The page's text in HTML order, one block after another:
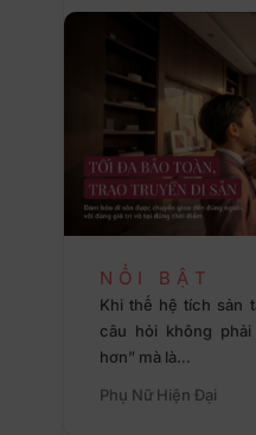
NỔI BẬT
Khi thế hệ tích sản
câu hỏi không
hơn” mà là…
Phụ Nữ Hiện Đại